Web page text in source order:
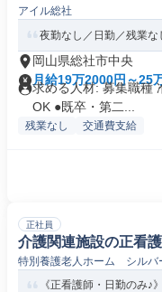
アイル総社
夜勤なし／日勤／残業な
岡山県総社市中央
月給19万2000円～25
求める人材: 募集職種
OK ●既卒・第二...
残業なし 交通費支給
正社員
介護関連施設の正看
特別養護老人ホーム シル
《正看護師・日勤のみ